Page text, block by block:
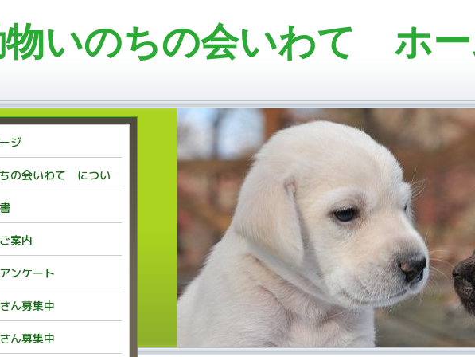
いのちの会いわて ホ
ジ
の会いわて につい
案内
ンケート
ん募集中
ん募集中